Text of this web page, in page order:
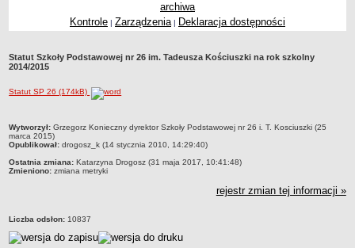
Techniczne Zakłady Naukowe
PRZEDSZKOLA
ARCHIWUM SZKÓŁ I PLACÓWEK
Przekształcone szkoły i placówki
Wielofunkcyjna Placówka
SPECJALNE OŚRODKI SZKOLNO-WYCHOWAWCZE
Specjalny Ośrodek nr 1
Specjalny Ośrodek nr 5
Statut
archiwa
Kontrole | Zarządzenia | Deklaracja dostępności
Statut Szkoły Podstawowej nr 26 im. Tadeusza Kościuszki na rok szkolny
2014/2015
Statut SP 26 (174kB)
metryczka
Wytworzył: Grzegorz Konieczny dyrektor Szkoły Podstawowej nr 26 i. T. Kosciuszki (25
marca 2015)
Opublikował: drogosz_k (14 stycznia 2010, 14:29:40)
Ostatnia zmiana: Katarzyna Drogosz (31 maja 2017, 10:41:48)
Zmieniono: zmiana metryki
rejestr zmian tej informacji »
Liczba odsłon: 10837